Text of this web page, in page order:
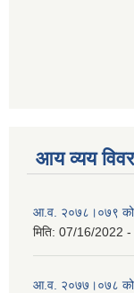
आय व्यय
आ.व. २०७८।०७९ को
मिति: 07/16/2022
आ.व. २०७७।०७८ को